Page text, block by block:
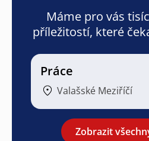
Máme pro vás
příležitostí, které
Práce
Valašské Meziříčí
Zobrazit